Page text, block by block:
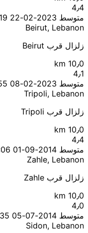
4٫4
متوسط 2023-02-22 06:01:19 UTC
Beirut, Lebanon
زلزال قرب Beirut
10٫0 km
4٫1
متوسط 2023-02-08 18:58:55 UTC
Tripoli, Lebanon
زلزال قرب Tripoli
10٫0 km
4٫4
متوسط 2014-09-01 20:50:06 UTC
Zahle, Lebanon
زلزال قرب Zahle
10٫0 km
4٫0
متوسط 2014-07-05 21:41:35 UTC
Sidon, Lebanon